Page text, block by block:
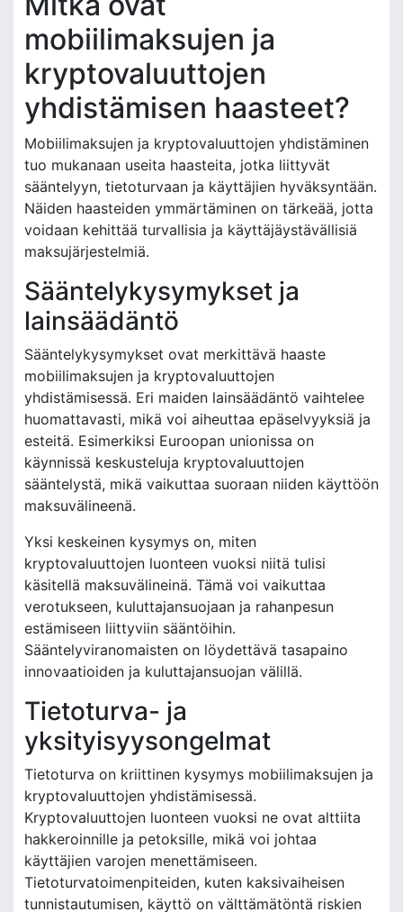
mobiilimaksujen ja
kryptovaluuttojen
yhdistämisen haasteet?
Mobiilimaksujen ja kryptovaluuttojen yhdistäminen
tuo mukanaan useita haasteita, jotka liittyvät
sääntelyyn, tietoturvaan ja käyttäjien hyväksyntään.
Näiden haasteiden ymmärtäminen on tärkeää, jotta
voidaan kehittää turvallisia ja käyttäjäystävällisiä
maksujärjestelmiä.
Sääntelykysymykset ja
lainsäädäntö
Sääntelykysymykset ovat merkittävä haaste
mobiilimaksujen ja kryptovaluuttojen
yhdistämisessä. Eri maiden lainsäädäntö vaihtelee
huomattavasti, mikä voi aiheuttaa epäselvyyksiä ja
esteitä. Esimerkiksi Euroopan unionissa on
käynnissä keskusteluja kryptovaluuttojen
sääntelystä, mikä vaikuttaa suoraan niiden käyttöön
maksuvälineenä.
Yksi keskeinen kysymys on, miten
kryptovaluuttojen luonteen vuoksi niitä tulisi
käsitellä maksuvälineinä. Tämä voi vaikuttaa
verotukseen, kuluttajansuojaan ja rahanpesun
estämiseen liittyviin sääntöihin.
Sääntelyviranomaisten on löydettävä tasapaino
innovaatioiden ja kuluttajansuojan välillä.
Tietoturva- ja
yksityisyysongelmat
Tietoturva on kriittinen kysymys mobiilimaksujen ja
kryptovaluuttojen yhdistämisessä.
Kryptovaluuttojen luonteen vuoksi ne ovat alttiita
hakkeroinnille ja petoksille, mikä voi johtaa
käyttäjien varojen menettämiseen.
Tietoturvatoimenpiteiden, kuten kaksivaiheisen
tunnistautumisen, käyttö on välttämätöntä riskien